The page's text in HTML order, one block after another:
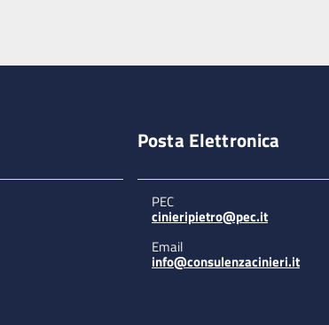
Posta Elettronica
PEC
cinieripietro@pec.it
Email
info@consulenzacinieri.it